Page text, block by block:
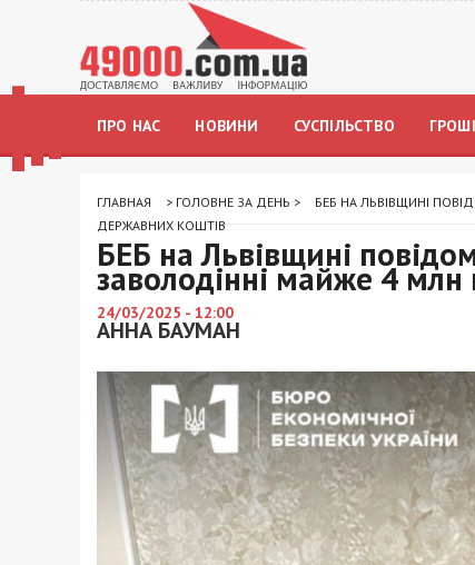
ПРО НАС НОВИНИ СУСПІЛЬСТВО ГРОШІ
ГЛАВНАЯ > ГОЛОВНЕ ЗА ДЕНЬ >
БЕБ НА ЛЬВІВЩИНІ
ДЕРЖАВНИХ КОШТІВ
БЕБ на Львівщині
заволодінні майже 4
24/03/2025 - 12:00
АННА БАУМАН